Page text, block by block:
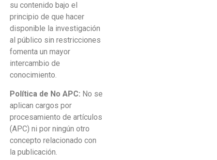
su contenido bajo el
principio de que hacer
disponible la investigación
al público sin restricciones
fomenta un mayor
intercambio de
conocimiento.
Política de No APC: No se
aplican cargos por
procesamiento de artículos
(APC) ni por ningún otro
concepto relacionado con
la publicación.